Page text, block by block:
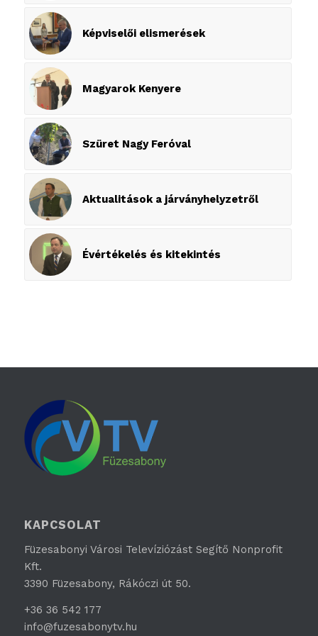
Képviselői elismerések
Magyarok Kenyere
Szüret Nagy Feróval
Aktualitások a járványhelyzetről
Évértékelés és kitekintés
KAPCSOLAT
Füzesabonyi Városi Televíziózást Segítő Nonprofit
Kft.
3390 Füzesabony, Rákóczi út 50.
+36 36 542 177
info@fuzesabonytv.hu